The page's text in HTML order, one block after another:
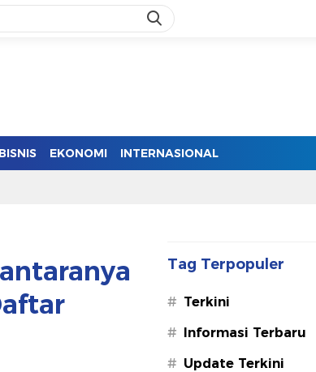
BISNIS EKONOMI INTERNASIONAL
Tag Terpopuler
# Terkini
# Informasi Terbaru
# Update Terkini